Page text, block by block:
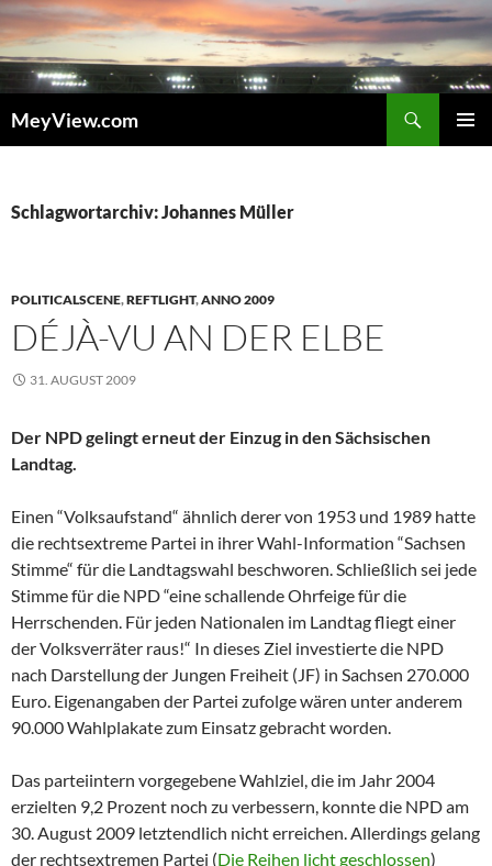
Zum
Inhalt
springen
MeyView.com
Schlagwortarchiv: Johannes Müller
POLITICALSCENE,REFTLIGHT,ANNO 2009
DÉJÀ-VU AN DER ELBE
31. AUGUST 2009
Der NPD gelingt erneut der Einzug in den Sächsischen
Landtag.
Einen “Volksaufstand“ ähnlich derer von 1953 und 1989 hatte
die rechtsextreme Partei in ihrer Wahl-Information “Sachsen
Stimme“ für die Landtagswahl beschworen. Schließlich sei jede
Stimme für die NPD “eine schallende Ohrfeige für die
Herrschenden. Für jeden Nationalen im Landtag fliegt einer
der Volksverräter raus!“ In dieses Ziel investierte die NPD
nach Darstellung der Jungen Freiheit (JF) in Sachsen 270.000
Euro. Eigenangaben der Partei zufolge wären unter anderem
90.000 Wahlplakate zum Einsatz gebracht worden.
Das parteiintern vorgegebene Wahlziel, die im Jahr 2004
erzielten 9,2 Prozent noch zu verbessern, konnte die NPD am
30. August 2009 letztendlich nicht erreichen. Allerdings gelang
der rechtsextremen Partei (Die Reihen licht geschlossen)